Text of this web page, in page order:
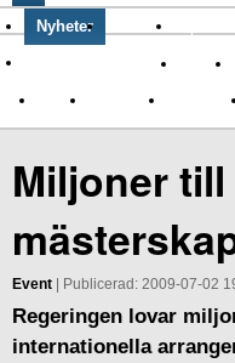
Nyheter Krönikor Sport
Om Idrottens Affärer
Affärer
Namn Sponsring TV-nyheter
Miljoner
Event | Publicerad: 2009-07-02
Regeringen lovar
internationella